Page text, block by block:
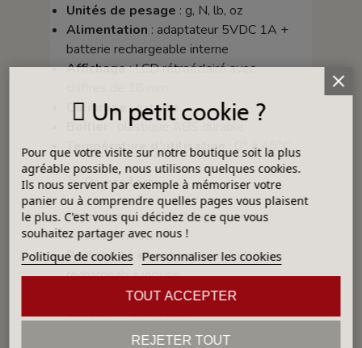
Unités de pesage : g, N, lb, oz
Alimentation : adaptateur 5VDC 1A +
batterie rechargeable interne
Affichage: LCD rétroéclairé avec
Calibrage : externe
: plastique ABS durable
Température d’utilisation: 0° à 40°C
🎯 Points forts
Précision élevée: 0,1 g pour des
mesures exactes
Portabilité et autonomie: batterie
rechargeable incluse
Robustesse industrielle: plateau inox
et boîtier ABS solide
Polyvalence: pesée, comptage de
Un petit cookie ?
Pour que votre visite sur notre boutique soit la plus
agréable possible, nous utilisons quelques cookies.
Ils nous servent par exemple à mémoriser votre
panier ou à comprendre quelles pages vous plaisent
le plus. C'est vous qui décidez de ce que vous
souhaitez partager avec nous !
Politique de cookies Personnaliser les cookies
REJETER TOUT
TOUT ACCEPTER